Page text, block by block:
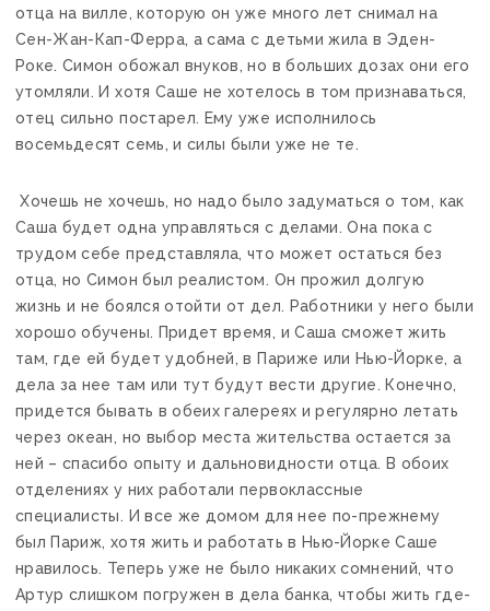
отца на вилле, которую он уже много лет снимал на
Сен-Жан-Кап-Ферра, а сама с детьми жила в Эден-
Роке. Симон обожал внуков, но в больших дозах они его
утомляли. И хотя Саше не хотелось в том признаваться,
отец сильно постарел. Ему уже исполнилось
восемьдесят семь, и силы были уже не те.
Хочешь не хочешь, но надо было задуматься о том, как
Саша будет одна управляться с делами. Она пока с
трудом себе представляла, что может остаться без
отца, но Симон был реалистом. Он прожил долгую
жизнь и не боялся отойти от дел. Работники у него были
хорошо обучены. Придет время, и Саша сможет жить
там, где ей будет удобней, в Париже или Нью-Йорке, а
дела за нее там или тут будут вести другие. Конечно,
придется бывать в обеих галереях и регулярно летать
через океан, но выбор места жительства остается за
ней – спасибо опыту и дальновидности отца. В обоих
отделениях у них работали первоклассные
специалисты. И все же домом для нее по-прежнему
был Париж, хотя жить и работать в Нью-Йорке Саше
нравилось. Теперь уже не было никаких сомнений, что
Артур слишком погружен в дела банка, чтобы жить где-